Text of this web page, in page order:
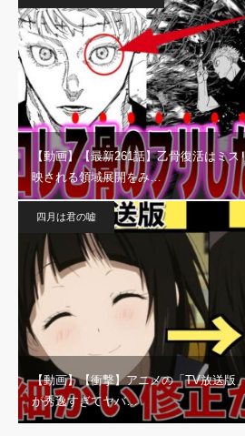
【動画】【最新261話】乙骨復活はミ
映される領域展開をみ…
四月は君の嘘
【動画】【衝撃】アニメの「TV放送版
が秀逸すぎてヤバ…